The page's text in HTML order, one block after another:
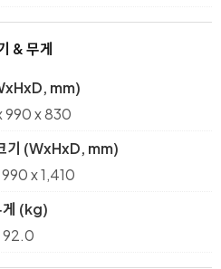
& 무게
mm)
990 x 830
기 (WxHxD, mm)
x 1,410
게 (kg)
92.0